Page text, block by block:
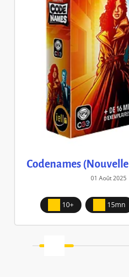
Codenames
01 Août 2025
10+ 15mn